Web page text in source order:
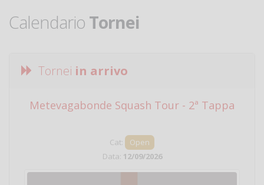
Calendario Tornei
Tornei in arrivo
Metevagabonde Squash Tour - 2ª Tappa
Cat:
Open
Data: 12/09/2026